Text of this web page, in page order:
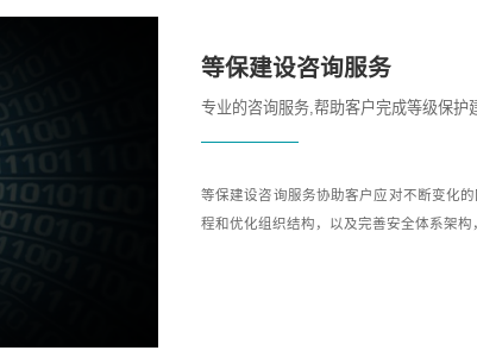
等保建设咨询服务
专业的咨询服务,帮助客户完成等级保护
等保建设咨询服务协助客户应对不断变化
程和优化组织结构，以及完善安全体系架